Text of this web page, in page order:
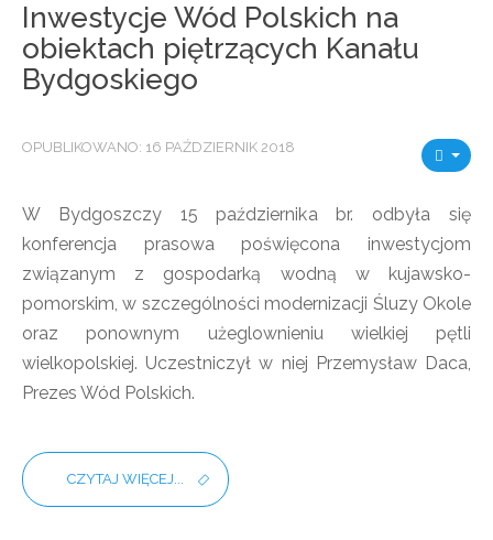
Inwestycje Wód Polskich na
obiektach piętrzących Kanału
Bydgoskiego
OPUBLIKOWANO: 16 PAŹDZIERNIK 2018
W Bydgoszczy 15 października br. odbyła się
konferencja prasowa poświęcona inwestycjom
związanym z gospodarką wodną w kujawsko-
pomorskim, w szczególności modernizacji Śluzy Okole
oraz ponownym użeglownieniu wielkiej pętli
wielkopolskiej. Uczestniczył w niej Przemysław Daca,
Prezes Wód Polskich.
CZYTAJ WIĘCEJ...